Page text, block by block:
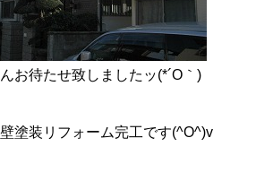
お待たせ致しましたッ(*´O｀)ゝ
塗装リフォーム完工です(^O^)v